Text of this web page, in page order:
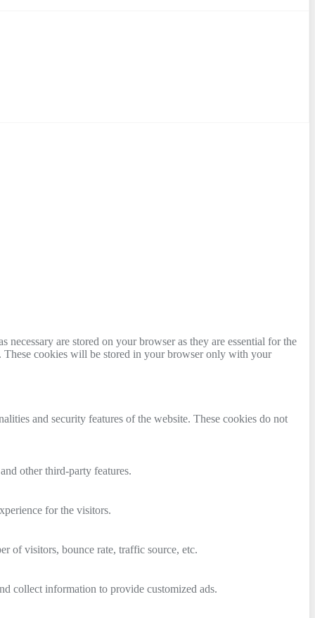
are stored on your browser as they are essential for the
These cookies will be stored in your browser only with your
and security features of the website. These cookies do not
other third-party features.
for the visitors.
of visitors, bounce rate, traffic source, etc.
collect information to provide customized ads.